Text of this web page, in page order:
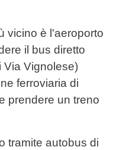
vicino è l'aeroporto
il bus diretto
Via Vignolese)
ferroviaria di
prendere un treno
tramite autobus di